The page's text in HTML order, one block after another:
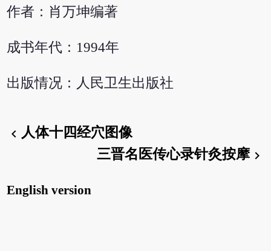
作者：肖万坤编著
成书年代：1994年
出版情况：人民卫生出版社
chevron_left 人体十四经穴图像
三晋名医传心录针灸按摩chevron_right
English version